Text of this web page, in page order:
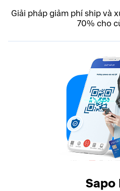
Giải pháp giảm phí ship và
70% cho
Sapo